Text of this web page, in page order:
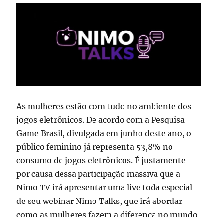
As mulheres estão com tudo no ambiente dos
jogos eletrônicos. De acordo com a Pesquisa
Game Brasil, divulgada em junho deste ano, o
público feminino já representa 53,8% no
consumo de jogos eletrônicos. É justamente
por causa dessa participação massiva que a
Nimo TV irá apresentar uma live toda especial
de seu webinar Nimo Talks, que irá abordar
como as mulheres fazem a diferença no mundo